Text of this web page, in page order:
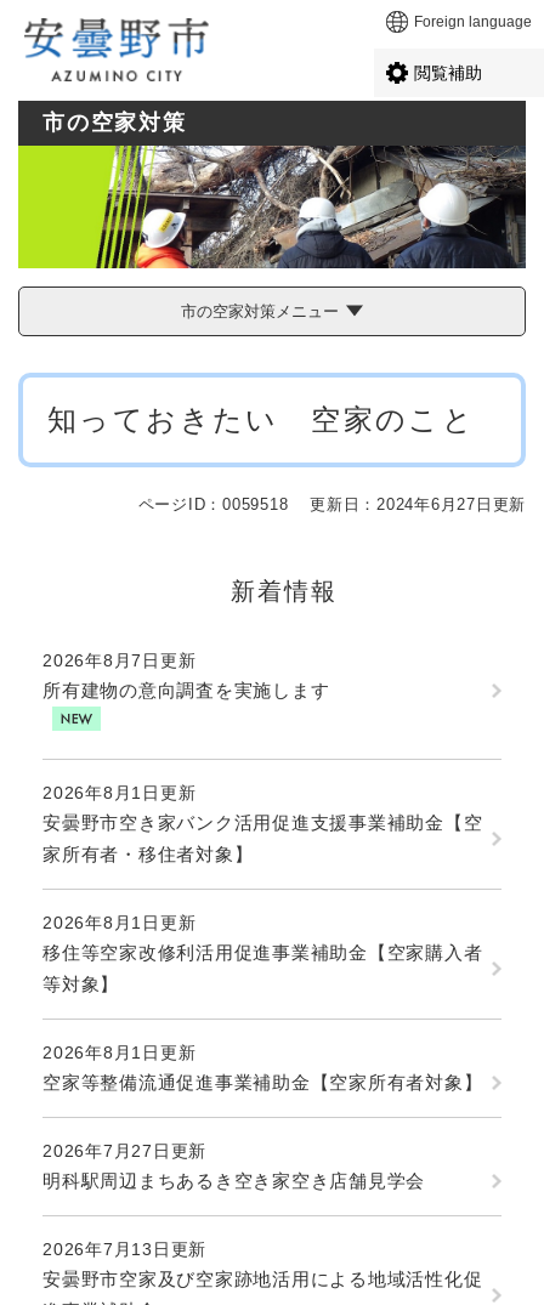
メニューを飛ばして本文へ Foreign language
閲覧補助
市の空家対策
市の空家対策メニュー
本
知っておきたい 空家のこと
ページID：0059518 更新日：2024年6月27日更新
新着情報
2026年8月7日更新
所有建物の意向調査を実施します
2026年8月1日更新
安曇野市空き家バンク活用促進支援事業補助金【空
家所有者・移住者対象】
2026年8月1日更新
移住等空家改修利活用促進事業補助金【空家購入者
等対象】
2026年8月1日更新
空家等整備流通促進事業補助金【空家所有者対象】
2026年7月27日更新
明科駅周辺まちあるき空き家空き店舗見学会
2026年7月13日更新
安曇野市空家及び空家跡地活用による地域活性化促